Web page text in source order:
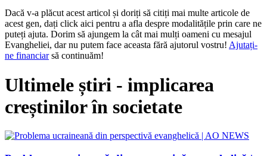
Dacă v-a plăcut acest articol și doriți să citiți mai multe articole de
acest gen, dați click aici pentru a afla despre modalitățile prin care ne
puteți ajuta. Dorim să ajungem la cât mai mulți oameni cu mesajul
Evangheliei, dar nu putem face aceasta fără ajutorul vostru! Ajutați-
ne financiarsă continuăm!
Ultimele știri - implicarea
creștinilor în societate